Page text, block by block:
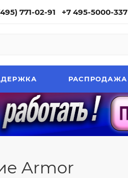
771-02-91 +7 495-5000-337
РАСПРОДАЖА
Armor